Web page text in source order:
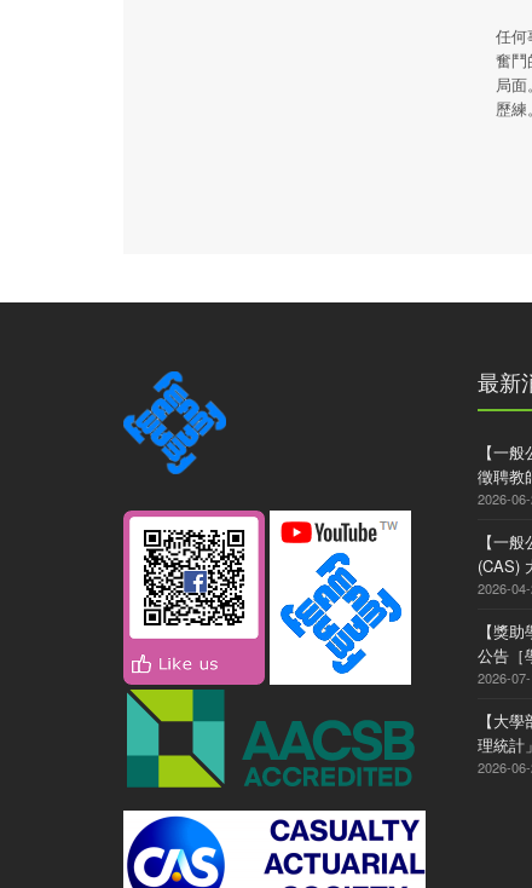
任何
奮鬥
局
歷
最新
【一
徵聘教
2026-
【一
(CAS)
2026-
【獎
公告［
2026-
【大
理統計
2026-